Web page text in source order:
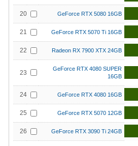
20 GeForce RTX 5080 16GB
21 GeForce RTX 5070 Ti 16GB
22 Radeon RX 7900 XTX 24GB
23
GeForce RTX 4080 SUPER
16GB
24 GeForce RTX 4080 16GB
25 GeForce RTX 5070 12GB
26 GeForce RTX 3090 Ti 24GB